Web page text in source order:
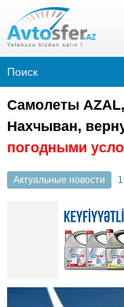
Самолеты
Нахчыван,
погодными
Актуальные новости